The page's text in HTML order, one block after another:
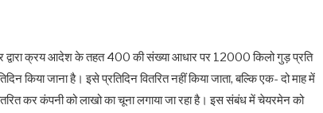
द्वारा क्रय आदेश के तहत 400 की संख्या आधार पर 12000 किलो गुड़ प्रति
किया जाना है। इसे प्रतिदिन वितरित नहीं किया जाता, बल्कि एक- दो माह में
कर कंपनी को लाखो का चूना लगाया जा रहा है। इस संबंध में चेयरमेन को